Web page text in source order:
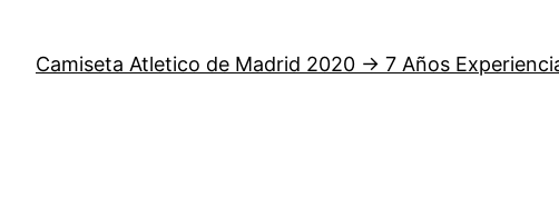
contenido
Camiseta Atletico de Madrid 2020 → 7 Años